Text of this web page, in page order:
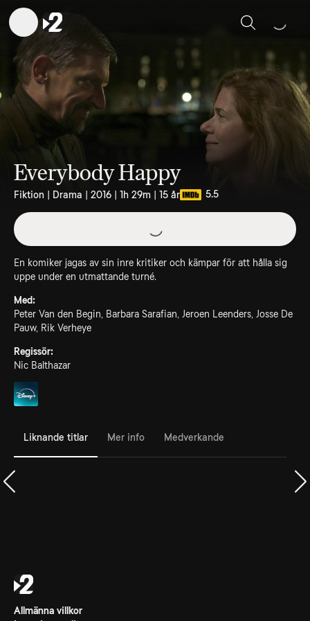
Sök
Everybody Happy
Fiktion | Drama | 2016 | 1h 29m | 15 år 5.5
En komiker jagas av sin inre kritiker och kämpar för att hålla sig
uppe under en utmattande turné.
Med:
Peter Van den Begin, Barbara Sarafian, Jeroen Leenders, Josse De
Pauw, Rik Verheye
Regissör:
Nic Balthazar
Liknande titlar Mer info Medverkande
Allmänna villkor